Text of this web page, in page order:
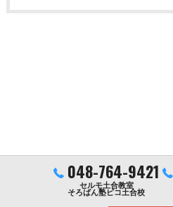
048-764-9421
セルモ土合教室
そろばん塾ピコ土合校